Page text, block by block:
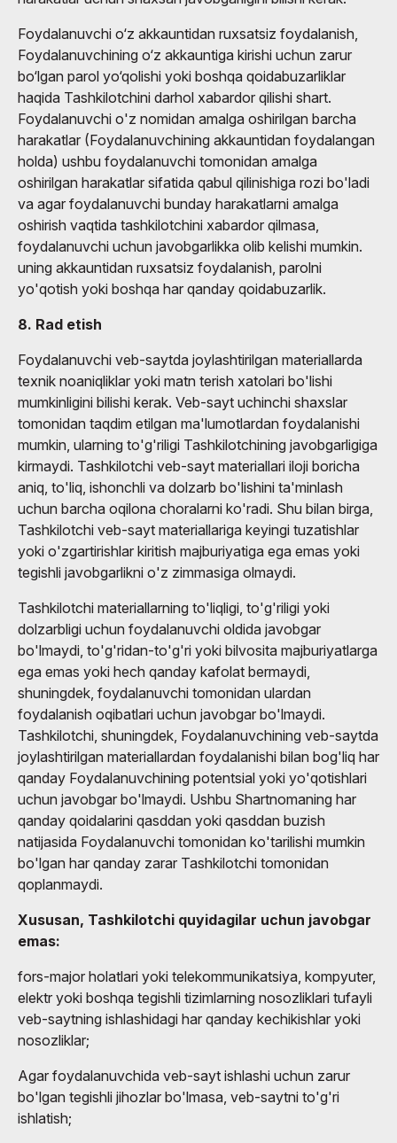
Foydalanuvchi o‘z akkauntidan ruxsatsiz foydalanish,
Foydalanuvchining o‘z akkauntiga kirishi uchun zarur
bo‘lgan parol yo‘qolishi yoki boshqa qoidabuzarliklar
haqida Tashkilotchini darhol xabardor qilishi shart.
Foydalanuvchi o'z nomidan amalga oshirilgan barcha
harakatlar (Foydalanuvchining akkauntidan foydalangan
holda) ushbu foydalanuvchi tomonidan amalga
oshirilgan harakatlar sifatida qabul qilinishiga rozi bo'ladi
va agar foydalanuvchi bunday harakatlarni amalga
oshirish vaqtida tashkilotchini xabardor qilmasa,
foydalanuvchi uchun javobgarlikka olib kelishi mumkin.
uning akkauntidan ruxsatsiz foydalanish, parolni
yo'qotish yoki boshqa har qanday qoidabuzarlik.
8. Rad etish
Foydalanuvchi veb-saytda joylashtirilgan materiallarda
texnik noaniqliklar yoki matn terish xatolari bo'lishi
mumkinligini bilishi kerak. Veb-sayt uchinchi shaxslar
tomonidan taqdim etilgan ma'lumotlardan foydalanishi
mumkin, ularning to'g'riligi Tashkilotchining javobgarligiga
kirmaydi. Tashkilotchi veb-sayt materiallari iloji boricha
aniq, to'liq, ishonchli va dolzarb bo'lishini ta'minlash
uchun barcha oqilona choralarni ko'radi. Shu bilan birga,
Tashkilotchi veb-sayt materiallariga keyingi tuzatishlar
yoki o'zgartirishlar kiritish majburiyatiga ega emas yoki
tegishli javobgarlikni o'z zimmasiga olmaydi.
Tashkilotchi materiallarning to'liqligi, to'g'riligi yoki
dolzarbligi uchun foydalanuvchi oldida javobgar
bo'lmaydi, to'g'ridan-to'g'ri yoki bilvosita majburiyatlarga
ega emas yoki hech qanday kafolat bermaydi,
shuningdek, foydalanuvchi tomonidan ulardan
foydalanish oqibatlari uchun javobgar bo'lmaydi.
Tashkilotchi, shuningdek, Foydalanuvchining veb-saytda
joylashtirilgan materiallardan foydalanishi bilan bog'liq har
qanday Foydalanuvchining potentsial yoki yo'qotishlari
uchun javobgar bo'lmaydi. Ushbu Shartnomaning har
qanday qoidalarini qasddan yoki qasddan buzish
natijasida Foydalanuvchi tomonidan ko'tarilishi mumkin
bo'lgan har qanday zarar Tashkilotchi tomonidan
qoplanmaydi.
Xususan, Tashkilotchi quyidagilar uchun javobgar
emas:
fors-major holatlari yoki telekommunikatsiya, kompyuter,
elektr yoki boshqa tegishli tizimlarning nosozliklari tufayli
veb-saytning ishlashidagi har qanday kechikishlar yoki
nosozliklar;
Agar foydalanuvchida veb-sayt ishlashi uchun zarur
bo'lgan tegishli jihozlar bo'lmasa, veb-saytni to'g'ri
ishlatish;